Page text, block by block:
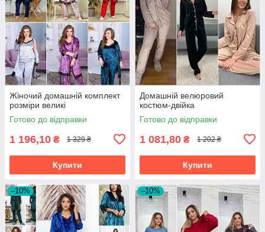
Жіночий домашній комплект
розміри великі
Готово до відправки
1 196,10 ₴ 1 329 ₴
Купити
Домашній велюровий
костюм-двійка
Готово до відправки
1 081,80 ₴ 1 202 ₴
Купити
–10% –10%